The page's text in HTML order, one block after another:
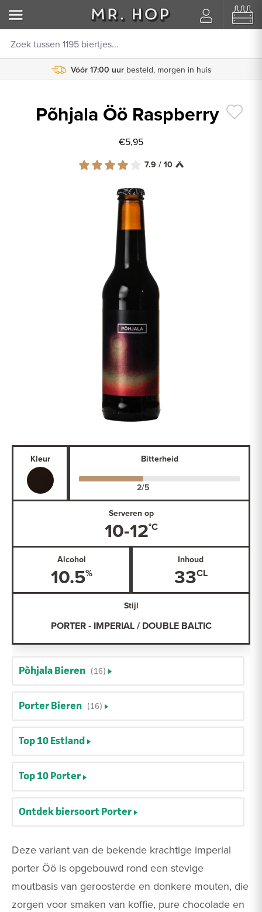
Vóór 17:00 uur besteld, morgen in huis
Põhjala Öö Raspberry
€5,95
7.9 / 10
Deze variant van de bekende krachtige imperial
porter Öö is opgebouwd rond een stevige
moutbasis van geroosterde en donkere mouten, die
zorgen voor smaken van koffie, pure chocolade en
Kleur Bitterheid
Serveren op
10-12
Alcohol
10.5
Inhoud
33
Stijl
PORTER - IMPERIAL / DOUBLE BALTIC
Põhjala Bieren (16)
Porter Bieren (16)
Top 10 Estland
Top 10 Porter
Ontdek biersoort Porter